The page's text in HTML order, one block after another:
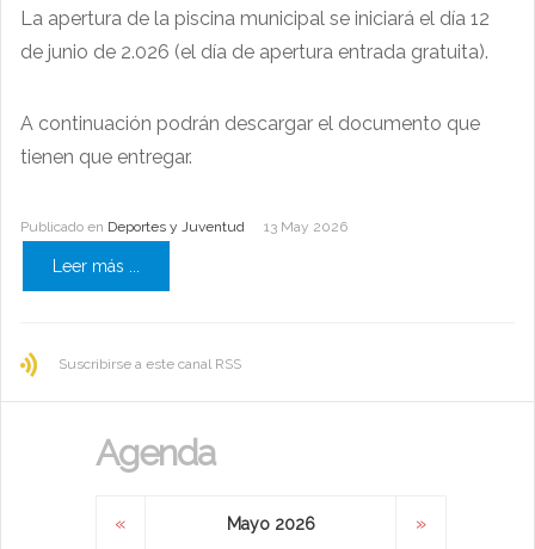
La apertura de la piscina municipal se iniciará el día 12
de junio de 2.026 (el día de apertura entrada gratuita).
A continuación podrán descargar el documento que
tienen que entregar.
Publicado en Deportes y Juventud 13 May 2026
Leer más ...
Suscribirse a este canal RSS
Agenda
« Mayo 2026 »